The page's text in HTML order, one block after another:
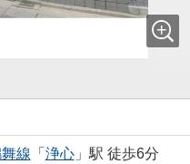
線 「 浄心」駅 徒歩6分